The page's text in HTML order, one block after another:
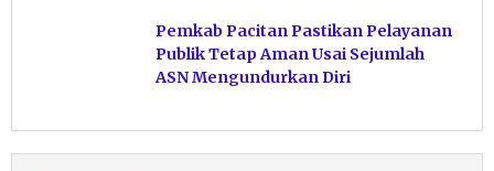
Pemkab Pacitan Pastikan Pelayanan
Publik Tetap Aman Usai Sejumlah
ASN Mengundurkan Diri